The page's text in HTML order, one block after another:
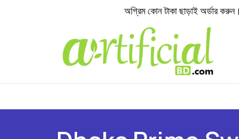
অগ্রিম কোন টাকা ছাড়াই অর্ডার করুন।